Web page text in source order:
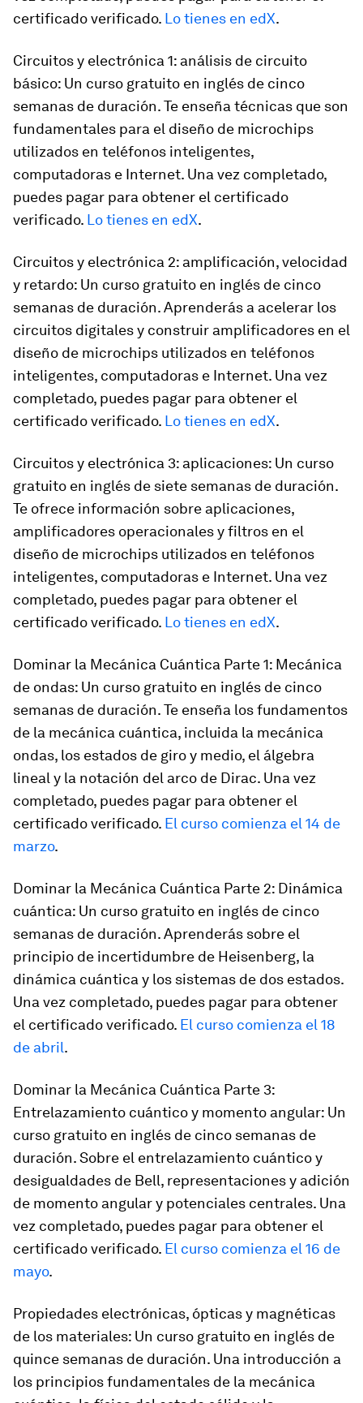
certificado verificado. Lo tienes en edX.
Circuitos y electrónica 1: análisis de circuito
básico: Un curso gratuito en inglés de cinco
semanas de duración. Te enseña técnicas que son
fundamentales para el diseño de microchips
utilizados en teléfonos inteligentes,
computadoras e Internet. Una vez completado,
puedes pagar para obtener el certificado
verificado. Lo tienes en edX.
Circuitos y electrónica 2: amplificación, velocidad
y retardo: Un curso gratuito en inglés de cinco
semanas de duración. Aprenderás a acelerar los
circuitos digitales y construir amplificadores en el
diseño de microchips utilizados en teléfonos
inteligentes, computadoras e Internet. Una vez
completado, puedes pagar para obtener el
certificado verificado. Lo tienes en edX.
Circuitos y electrónica 3: aplicaciones: Un curso
gratuito en inglés de siete semanas de duración.
Te ofrece información sobre aplicaciones,
amplificadores operacionales y filtros en el
diseño de microchips utilizados en teléfonos
inteligentes, computadoras e Internet. Una vez
completado, puedes pagar para obtener el
certificado verificado. Lo tienes en edX.
Dominar la Mecánica Cuántica Parte 1: Mecánica
de ondas: Un curso gratuito en inglés de cinco
semanas de duración. Te enseña los fundamentos
de la mecánica cuántica, incluida la mecánica
ondas, los estados de giro y medio, el álgebra
lineal y la notación del arco de Dirac. Una vez
completado, puedes pagar para obtener el
certificado verificado. El curso comienza el 14 de
marzo.
Dominar la Mecánica Cuántica Parte 2: Dinámica
cuántica: Un curso gratuito en inglés de cinco
semanas de duración. Aprenderás sobre el
principio de incertidumbre de Heisenberg, la
dinámica cuántica y los sistemas de dos estados.
Una vez completado, puedes pagar para obtener
el certificado verificado. El curso comienza el 18
de abril.
Dominar la Mecánica Cuántica Parte 3:
Entrelazamiento cuántico y momento angular: Un
curso gratuito en inglés de cinco semanas de
duración. Sobre el entrelazamiento cuántico y
desigualdades de Bell, representaciones y adición
de momento angular y potenciales centrales. Una
vez completado, puedes pagar para obtener el
certificado verificado. El curso comienza el 16 de
mayo.
Propiedades electrónicas, ópticas y magnéticas
de los materiales: Un curso gratuito en inglés de
quince semanas de duración. Una introducción a
los principios fundamentales de la mecánica